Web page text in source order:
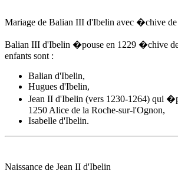
Mariage de Balian III d'Ibelin avec �chive de
Balian III d'Ibelin �pouse en 1229 �chive
enfants sont :
Balian d'Ibelin,
Hugues d'Ibelin,
Jean II d'Ibelin (vers 1230-1264) qui
1250 Alice de la Roche-sur-l'Ognon,
Isabelle d'Ibelin.
Naissance de Jean II d'Ibelin